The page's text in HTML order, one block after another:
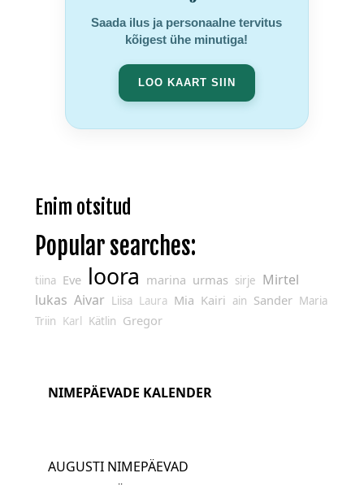
Saada ilus ja personaalne tervitus
kõigest ühe minutiga!
LOO KAART SIIN
Enim otsitud
Popular searches:
tiina Eve loora marina urmas sirje Mirtel
lukas Aivar Liisa Laura Mia Kairi ain Sander Maria
Triin Karl Kätlin Gregor
NIMEPÄEVADE KALENDER
AUGUSTI NIMEPÄEVAD